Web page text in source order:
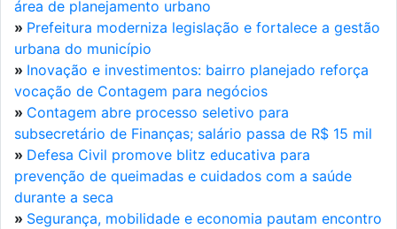
área de planejamento urbano
» Prefeitura moderniza legislação e fortalece a gestão
urbana do município
» Inovação e investimentos: bairro planejado reforça
vocação de Contagem para negócios
» Contagem abre processo seletivo para
subsecretário de Finanças; salário passa de R$ 15 mil
» Defesa Civil promove blitz educativa para
prevenção de queimadas e cuidados com a saúde
durante a seca
» Segurança, mobilidade e economia pautam encontro